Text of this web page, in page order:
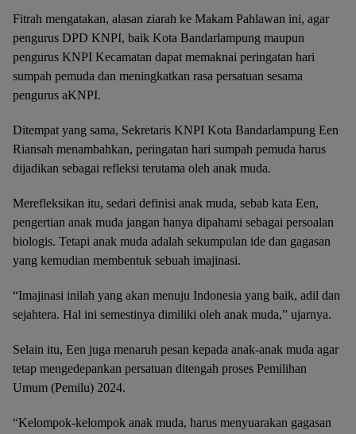
Fitrah mengatakan, alasan ziarah ke Makam Pahlawan ini, agar
pengurus DPD KNPI, baik Kota Bandarlampung maupun
pengurus KNPI Kecamatan dapat memaknai peringatan hari
sumpah pemuda dan meningkatkan rasa persatuan sesama
pengurus aKNPI.
Ditempat yang sama, Sekretaris KNPI Kota Bandarlampung Een
Riansah menambahkan, peringatan hari sumpah pemuda harus
dijadikan sebagai refleksi terutama oleh anak muda.
Merefleksikan itu, sedari definisi anak muda, sebab kata Een,
pengertian anak muda jangan hanya dipahami sebagai persoalan
biologis. Tetapi anak muda adalah sekumpulan ide dan gagasan
yang kemudian membentuk sebuah imajinasi.
“Imajinasi inilah yang akan menuju Indonesia yang baik, adil dan
sejahtera. Hal ini semestinya dimiliki oleh anak muda,” ujarnya.
Selain itu, Een juga menaruh pesan kepada anak-anak muda agar
tetap mengedepankan persatuan ditengah proses Pemilihan
Umum (Pemilu) 2024.
“Kelompok-kelompok anak muda, harus menyuarakan gagasan